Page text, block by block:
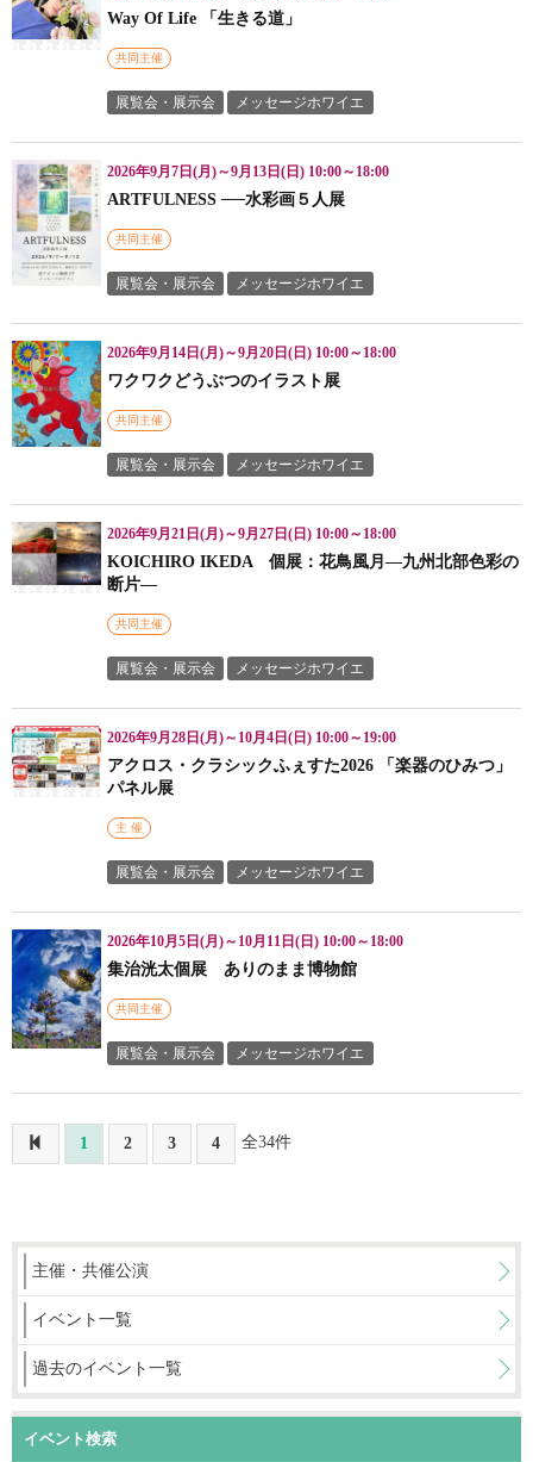
Way Of Life 「生きる道」
共同主催
展覧会・展示会 メッセージホワイエ
2026年9月7日(月)～9月13日(日) 10:00～18:00
ARTFULNESS ──水彩画５人展
共同主催
展覧会・展示会 メッセージホワイエ
2026年9月14日(月)～9月20日(日) 10:00～18:00
ワクワクどうぶつのイラスト展
共同主催
展覧会・展示会 メッセージホワイエ
2026年9月21日(月)～9月27日(日) 10:00～18:00
KOICHIRO IKEDA 個展：花鳥風月―九州北部色彩の
断片―
共同主催
展覧会・展示会 メッセージホワイエ
2026年9月28日(月)～10月4日(日) 10:00～19:00
アクロス・クラシックふぇすた2026 「楽器のひみつ」
パネル展
主 催
展覧会・展示会 メッセージホワイエ
2026年10月5日(月)～10月11日(日) 10:00～18:00
集治洸太個展 ありのまま博物館
共同主催
展覧会・展示会 メッセージホワイエ
1 2 3 4 全34件
主催・共催公演
イベント一覧
過去のイベント一覧
イベント検索